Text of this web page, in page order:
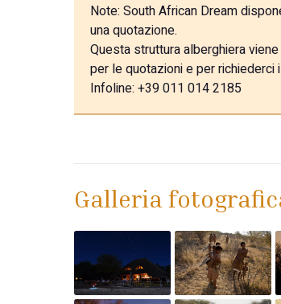
Note: South African Dream
una quotazione.
Questa struttura alberghiera
per le quotazioni e per
Infoline: +39 011 014 2185
Galleria